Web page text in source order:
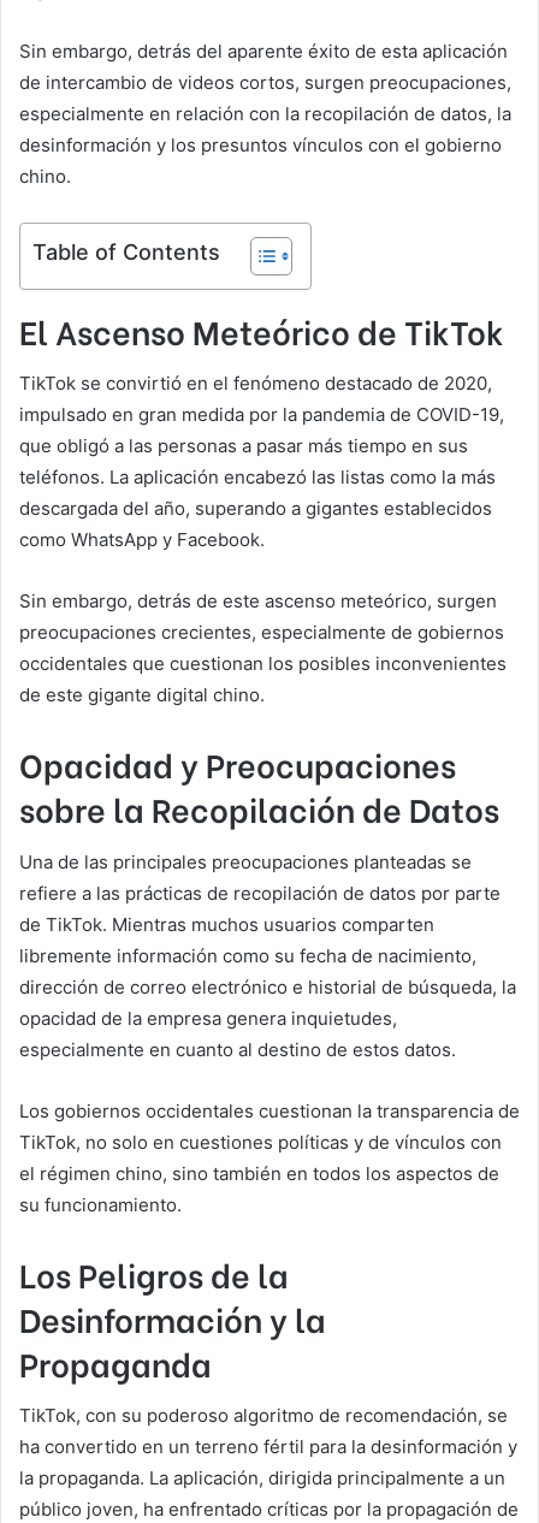
Sin embargo, detrás del aparente éxito de esta aplicación
de intercambio de videos cortos, surgen preocupaciones,
especialmente en relación con la recopilación de datos, la
desinformación y los presuntos vínculos con el gobierno
chino.
Table of Contents
El Ascenso Meteórico de TikTok
TikTok se convirtió en el fenómeno destacado de 2020,
impulsado en gran medida por la pandemia de COVID-19,
que obligó a las personas a pasar más tiempo en sus
teléfonos. La aplicación encabezó las listas como la más
descargada del año, superando a gigantes establecidos
como WhatsApp y Facebook.
Sin embargo, detrás de este ascenso meteórico, surgen
preocupaciones crecientes, especialmente de gobiernos
occidentales que cuestionan los posibles inconvenientes
de este gigante digital chino.
Opacidad y Preocupaciones
sobre la Recopilación de Datos
Una de las principales preocupaciones planteadas se
refiere a las prácticas de recopilación de datos por parte
de TikTok. Mientras muchos usuarios comparten
libremente información como su fecha de nacimiento,
dirección de correo electrónico e historial de búsqueda, la
opacidad de la empresa genera inquietudes,
especialmente en cuanto al destino de estos datos.
Los gobiernos occidentales cuestionan la transparencia de
TikTok, no solo en cuestiones políticas y de vínculos con
el régimen chino, sino también en todos los aspectos de
su funcionamiento.
Los Peligros de la
Desinformación y la
Propaganda
TikTok, con su poderoso algoritmo de recomendación, se
ha convertido en un terreno fértil para la desinformación y
la propaganda. La aplicación, dirigida principalmente a un
público joven, ha enfrentado críticas por la propagación de